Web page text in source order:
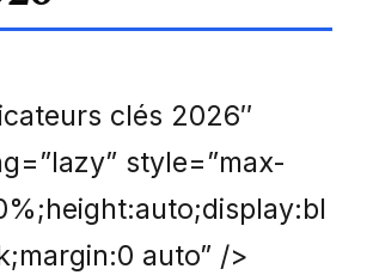
clés 2026″
style=”max-
auto” />